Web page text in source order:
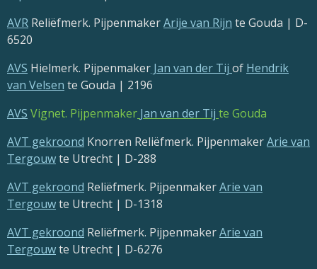
AVR Reliëfmerk. PijpenmakerArije van Rijn te Gouda | D-
6520
AVS Hielmerk. Pijpenmaker Jan van der Tij of Hendrik
van Velsen te Gouda | 2196
AVS Vignet. Pijpenmaker Jan van der Tij te Gouda
AVT gekroond Knorren Reliëfmerk. PijpenmakerArie van
Tergouwte Utrecht | D-288
AVT gekroond Reliëfmerk. PijpenmakerArie van
Tergouwte Utrecht | D-1318
AVT gekroond Reliëfmerk. PijpenmakerArie van
Tergouwte Utrecht | D-6276